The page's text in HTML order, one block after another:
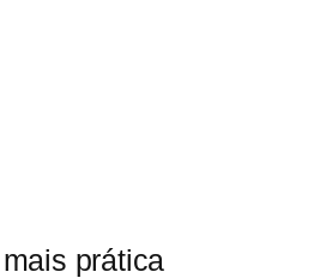
prática